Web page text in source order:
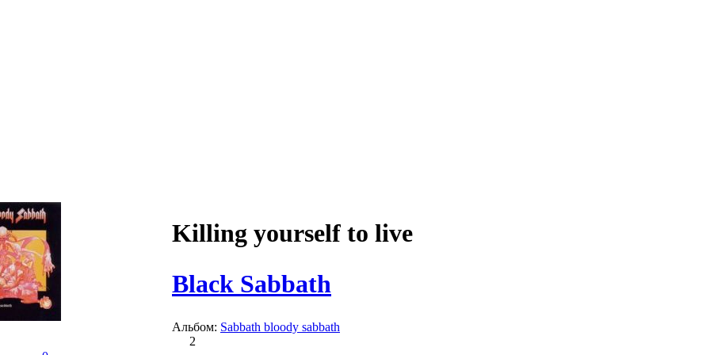
Killing yourself to live
Black Sabbath
Альбом: Sabbath bloody sabbath
2